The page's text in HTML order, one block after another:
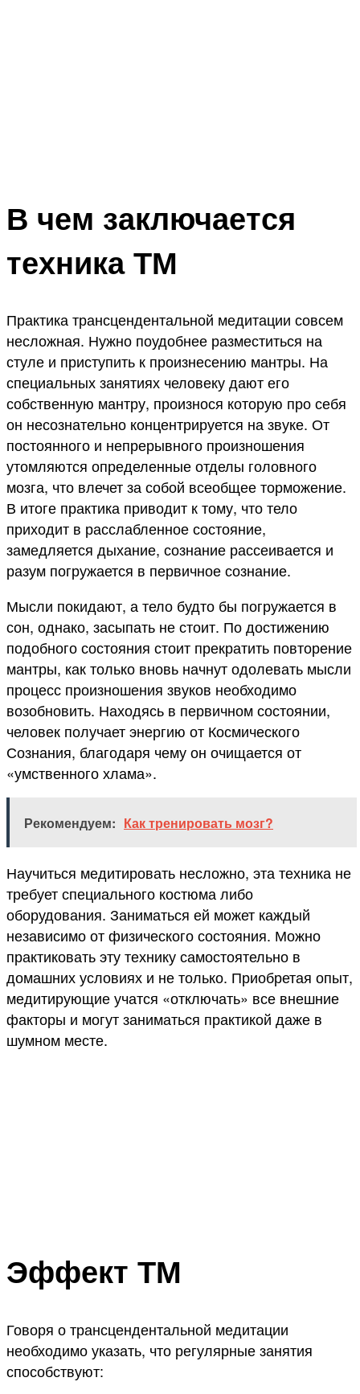
В чем заключается
техника ТМ
Практика трансцендентальной медитации совсем
несложная. Нужно поудобнее разместиться на
стуле и приступить к произнесению мантры. На
специальных занятиях человеку дают его
собственную мантру, произнося которую про себя
он несознательно концентрируется на звуке. От
постоянного и непрерывного произношения
утомляются определенные отделы головного
мозга, что влечет за собой всеобщее торможение.
В итоге практика приводит к тому, что тело
приходит в расслабленное состояние,
замедляется дыхание, сознание рассеивается и
разум погружается в первичное сознание.
Мысли покидают, а тело будто бы погружается в
сон, однако, засыпать не стоит. По достижению
подобного состояния стоит прекратить повторение
мантры, как только вновь начнут одолевать мысли
процесс произношения звуков необходимо
возобновить. Находясь в первичном состоянии,
человек получает энергию от Космического
Сознания, благодаря чему он очищается от
«умственного хлама».
Рекомендуем: Как тренировать мозг?
Научиться медитировать несложно, эта техника не
требует специального костюма либо
оборудования. Заниматься ей может каждый
независимо от физического состояния. Можно
практиковать эту технику самостоятельно в
домашних условиях и не только. Приобретая опыт,
медитирующие учатся «отключать» все внешние
факторы и могут заниматься практикой даже в
шумном месте.
Эффект ТМ
Говоря о трансцендентальной медитации
необходимо указать, что регулярные занятия
способствуют: